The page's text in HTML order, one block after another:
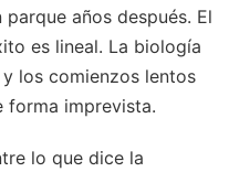
años después. El
es lineal. La biología
los comienzos lentos
forma imprevista.
lo que dice la